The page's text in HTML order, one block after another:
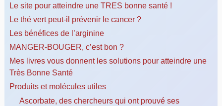
Le site pour atteindre une TRES bonne santé !
Le thé vert peut-il prévenir le cancer ?
Les bénéfices de l’arginine
MANGER-BOUGER, c’est bon ?
Mes livres vous donnent les solutions pour atteindre une
Très Bonne Santé
Produits et molécules utiles
Ascorbate, des chercheurs qui ont prouvé ses